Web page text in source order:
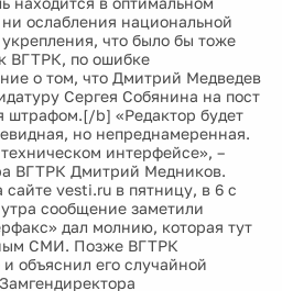
ослабления национальной
что было бы тоже
ВГТРК, по ошибке
о том, что Дмитрий Медведев
Сергея Собянина на пост
штрафом.[/b] «Редактор будет
но непреднамеренная.
интерфейсе», –
ВГТРК Дмитрий Медников.
vesti.ru в пятницу, в 6 с
сообщение заметили
дал молнию, которая тут
СМИ. Позже ВГТРК
объяснил его случайной